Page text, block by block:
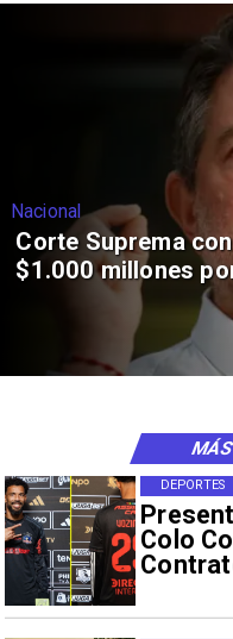
Nacional
Corte Suprema
$1.000 millones
Colo
DEPORTES